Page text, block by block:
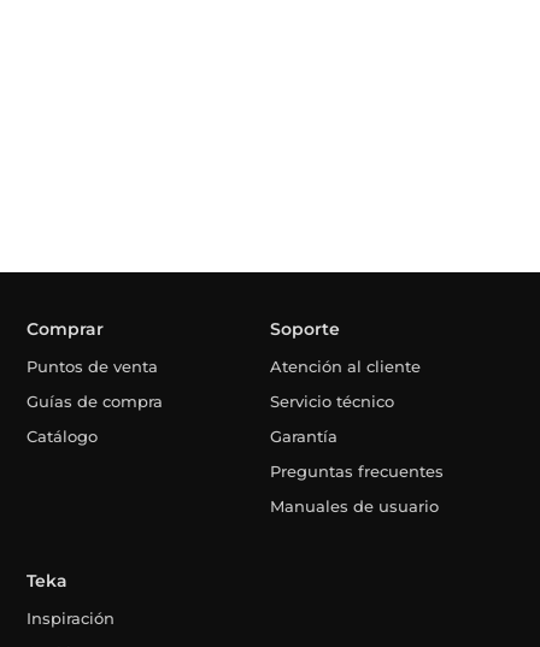
Comprar
Puntos de venta
Guías de compra
Catálogo
Soporte
Atención al cliente
Servicio técnico
Garantía
Preguntas frecuentes
Manuales de usuario
Teka
Inspiración